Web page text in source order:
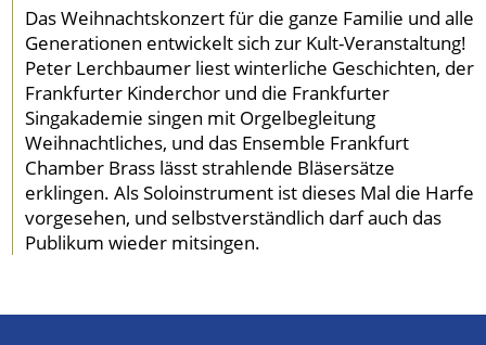
Das Weihnachtskonzert für die ganze Familie und alle
Generationen entwickelt sich zur Kult-Veranstaltung!
Peter Lerchbaumer liest winterliche Geschichten, der
Frankfurter Kinderchor und die Frankfurter
Singakademie singen mit Orgelbegleitung
Weihnachtliches, und das Ensemble Frankfurt
Chamber Brass lässt strahlende Bläsersätze
erklingen. Als Soloinstrument ist dieses Mal die Harfe
vorgesehen, und selbstverständlich darf auch das
Publikum wieder mitsingen.